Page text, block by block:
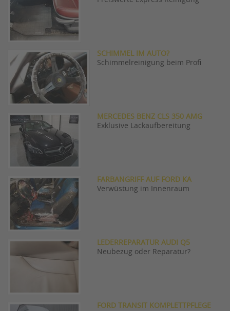
SCHIMMEL IM AUTO?
Schimmelreinigung beim Profi
MERCEDES BENZ CLS 350 AMG
Exklusive Lackaufbereitung
FARBANGRIFF AUF FORD KA
Verwüstung im Innenraum
LEDERREPARATUR AUDI Q5
Neubezug oder Reparatur?
FORD TRANSIT KOMPLETTPFLEGE